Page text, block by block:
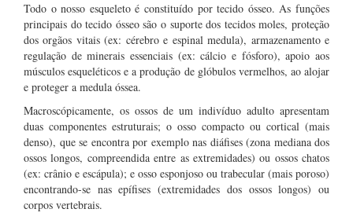
Todo o nosso esqueleto é constituído por tecido ósseo. As funções
principais do tecido ósseo são o suporte dos tecidos moles, proteção
dos orgãos vitais (ex: cérebro e espinal medula), armazenamento e
regulação de minerais essenciais (ex: cálcio e fósforo), apoio aos
músculos esqueléticos e a produção de glóbulos vermelhos, ao alojar
e proteger a medula óssea.
Macroscópicamente, os ossos de um indivíduo adulto apresentam
duas componentes estruturais; o osso compacto ou cortical (mais
denso), que se encontra por exemplo nas diáfises (zona mediana dos
ossos longos, compreendida entre as extremidades) ou ossos chatos
(ex: crânio e escápula); e osso esponjoso ou trabecular (mais poroso)
encontrando-se nas epífises (extremidades dos ossos longos) ou
corpos vertebrais.